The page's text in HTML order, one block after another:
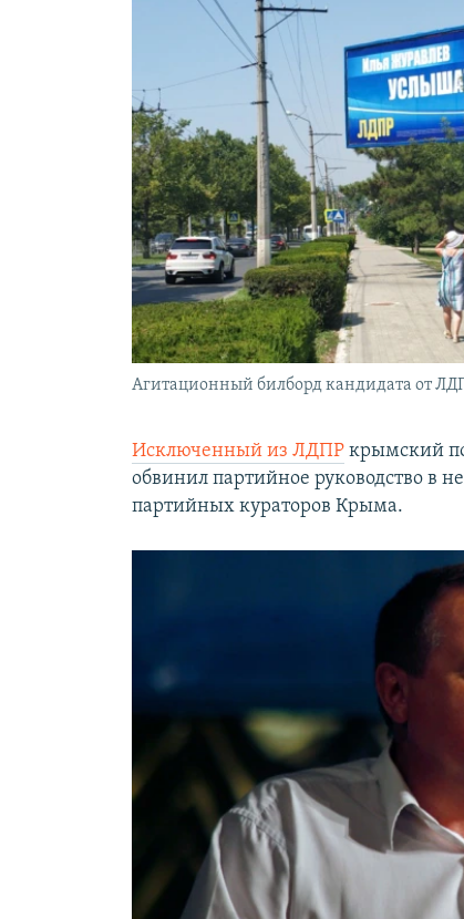
Агитационный билборд кандидата от
Исключенный из ЛДПР крымский
обвинил партийное руководство в
партийных кураторов Крыма.